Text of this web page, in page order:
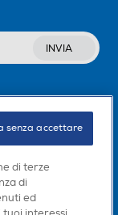
INVIA
di terze
di
ed
senza accettare